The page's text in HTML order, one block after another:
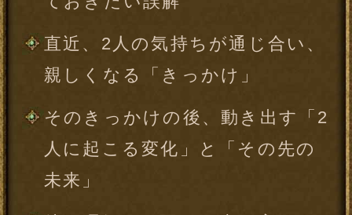
年 月
※必須
女性 （こちらは女性専用メニューと